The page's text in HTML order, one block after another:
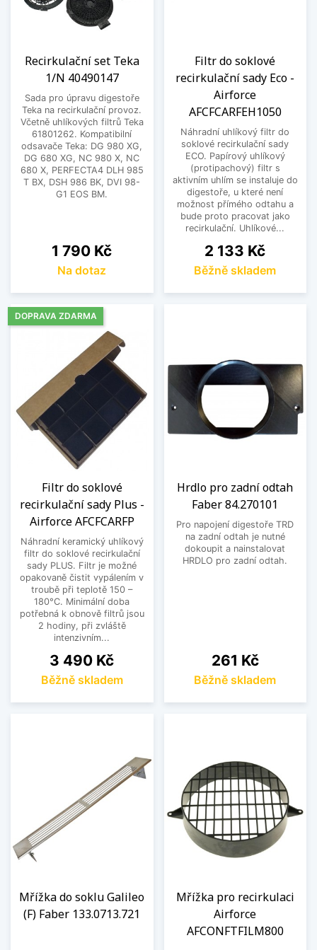
Recirkulační set Teka
1/N 40490147
Sada pro úpravu digestoře
Teka na recirkulační provoz.
Včetně uhlíkových filtrů Teka
61801262. Kompatibilní
odsavače Teka: DG 980 XG,
DG 680 XG, NC 980 X, NC
680 X, PERFECTA4 DLH 985
T BX, DSH 986 BK, DVI 98-
G1 EOS BM.
Cena
1 790 Kč
Na dotaz
Filtr do soklové
recirkulační sady Eco -
Airforce
AFCFCARFEH1050
Náhradní uhlíkový filtr do
soklové recirkulační sady
ECO. Papírový uhlíkový
(protipachový) filtr s
aktivním uhlím se instaluje do
digestoře, u které není
možnost přímého odtahu a
bude proto pracovat jako
recirkulační. Uhlíkové...
Cena
2 133 Kč
Běžně skladem
Filtr do soklové
recirkulační sady Plus -
Airforce AFCFCARFP
Náhradní keramický uhlíkový
filtr do soklové recirkulační
sady PLUS. Filtr je možné
opakovaně čistit vypálením v
troubě při teplotě 150 –
180°C. Minimální doba
potřebná k obnově filtrů jsou
2 hodiny, při zvláště
intenzivním...
Cena
3 490 Kč
Běžně skladem
DOPRAVA ZDARMA
Hrdlo pro zadní odtah
Faber 84.270101
Pro napojení digestoře TRD
na zadní odtah je nutné
dokoupit a nainstalovat
HRDLO pro zadní odtah.
Cena
261 Kč
Běžně skladem
Mřížka do soklu Galileo
(F) Faber 133.0713.721
Mřížka pro recirkulaci
Airforce
AFCONFTFILM800